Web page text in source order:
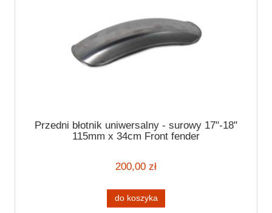
Przedni błotnik uniwersalny - surowy 17"-18"
115mm x 34cm Front fender
200,00 zł
do koszyka